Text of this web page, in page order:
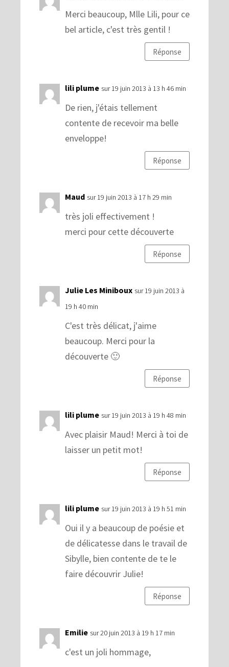
Merci beaucoup, Mlle Lili, pour ce
bel article, c'est très gentil !
Réponse
lili plume sur 19 juin 2013 à 13 h 46 min
De rien, j'étais tellement
contente de recevoir ma belle
enveloppe!
Réponse
Maud sur 19 juin 2013 à 17 h 29 min
très joli effectivement !
merci pour cette découverte
Réponse
Julie Les Miniboux sur 19 juin 2013 à
19 h 40 min
C'est très délicat, j'aime
beaucoup. Merci pour la
découverte 🙂
Réponse
lili plume sur 19 juin 2013 à 19 h 48 min
Avec plaisir Maud! Merci à toi de
laisser un petit mot!
Réponse
lili plume sur 19 juin 2013 à 19 h 51 min
Oui il y a beaucoup de poésie et
de délicatesse dans le travail de
Sibylle, bien contente de te le
faire découvrir Julie!
Réponse
Emilie sur 20 juin 2013 à 19 h 17 min
c'est un joli hommage,